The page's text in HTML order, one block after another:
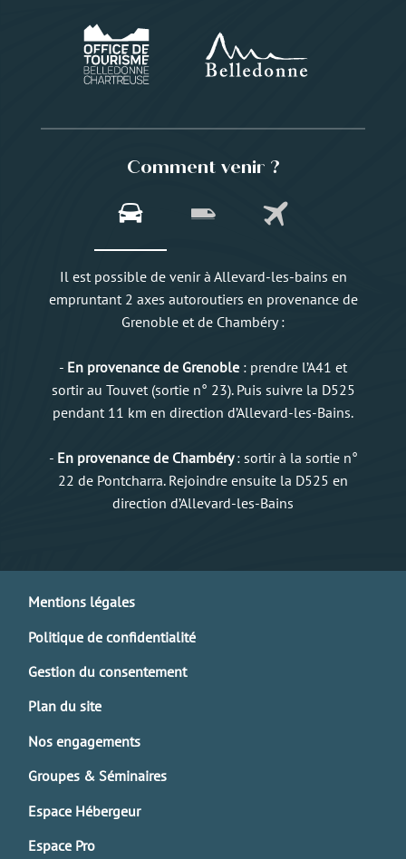
Comment venir ?
Il est possible de venir à Allevard-les-bains en
empruntant 2 axes autoroutiers en provenance de
Grenoble et de Chambéry :
- En provenance de Grenoble : prendre l’A41 et
sortir au Touvet (sortie n° 23). Puis suivre la D525
pendant 11 km en direction d’Allevard-les-Bains.
- En provenance de Chambéry: sortir à la sortie n°
22 de Pontcharra. Rejoindre ensuite la D525 en
direction d’Allevard-les-Bains
Mentions légales
Politique de confidentialité
Gestion du consentement
Plan du site
Nos engagements
Groupes & Séminaires
Espace Hébergeur
Espace Pro